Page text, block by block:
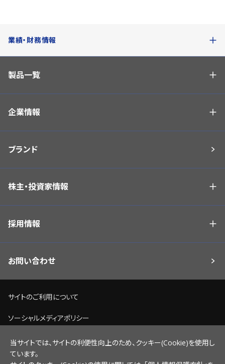
業績・財務情報
製品一覧
企業情報
ブランド
株主・投資家情報
採用情報
お問い合わせ
サイトのご利用について
ソーシャルメディアポリシー
個人情報保護方針
脆弱性情報開示ポリシー
当サイトでは、サイトの利便性向上のため、クッキー(Cookie)を使用し
ています。